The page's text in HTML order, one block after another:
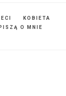
KOBIETA
PISZĄ O MNIE